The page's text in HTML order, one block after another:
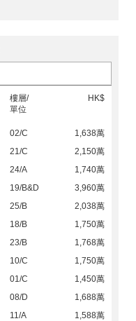
樓層/
單位
HK$
02/C
1,638萬
21/C
2,150萬
24/A
1,740萬
19/B&D
3,960萬
25/B
2,038萬
18/B
1,750萬
23/B
1,768萬
10/C
1,750萬
01/C
1,450萬
08/D
1,688萬
11/A
1,588萬